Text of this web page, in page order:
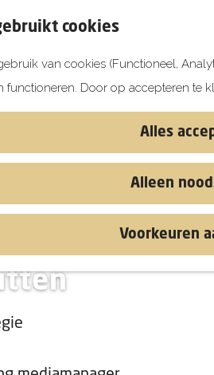
cookies
van cookies (Functioneel,
functioneren. Door op accepteren te
Alles
Alleen
Voorkeuren
voorjaar op